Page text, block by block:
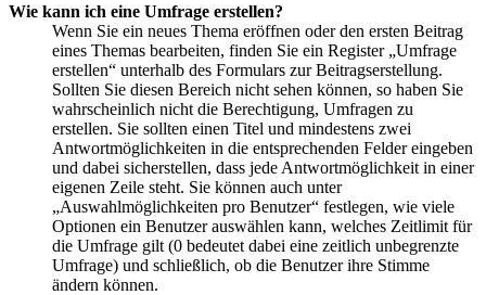
Wie kann ich eine Umfrage erstellen?
Wenn Sie ein neues Thema eröffnen oder den ersten Beitrag
eines Themas bearbeiten, finden Sie ein Register „Umfrage
erstellen“ unterhalb des Formulars zur Beitragserstellung.
Sollten Sie diesen Bereich nicht sehen können, so haben Sie
wahrscheinlich nicht die Berechtigung, Umfragen zu
erstellen. Sie sollten einen Titel und mindestens zwei
Antwortmöglichkeiten in die entsprechenden Felder eingeben
und dabei sicherstellen, dass jede Antwortmöglichkeit in einer
eigenen Zeile steht. Sie können auch unter
„Auswahlmöglichkeiten pro Benutzer“ festlegen, wie viele
Optionen ein Benutzer auswählen kann, welches Zeitlimit für
die Umfrage gilt (0 bedeutet dabei eine zeitlich unbegrenzte
Umfrage) und schließlich, ob die Benutzer ihre Stimme
ändern können.